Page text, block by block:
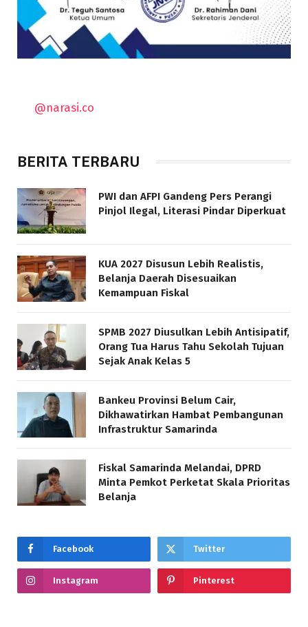
@narasi.co
BERITA TERBARU
PWI dan AFPI Gandeng Pers Perangi
Pinjol Ilegal, Literasi Pindar Diperkuat
KUA 2027 Disusun Lebih Realistis,
Belanja Daerah Disesuaikan
Kemampuan Fiskal
SPMB 2027 Diusulkan Lebih Antisipatif,
Orang Tua Harus Tahu Sekolah Tujuan
Sejak Anak Kelas 5
Bankeu Provinsi Belum Cair,
Dikhawatirkan Hambat Pembangunan
Infrastruktur Samarinda
Fiskal Samarinda Melandai, DPRD
Minta Pemkot Perketat Skala Prioritas
Belanja
Facebook Twitter
Instagram Pinterest